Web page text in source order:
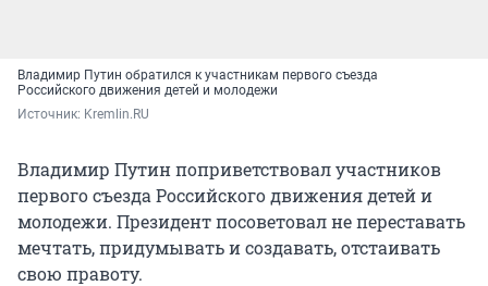
Владимир Путин обратился к участникам первого съезда
Российского движения детей и молодежи
Источник: Kremlin.RU
Владимир Путин поприветствовал участников
первого съезда Российского движения детей и
молодежи. Президент посоветовал не переставать
мечтать, придумывать и создавать, отстаивать
свою правоту.